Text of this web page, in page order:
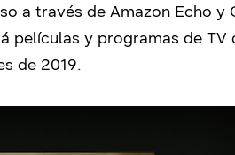
a través de Amazon Echo y
películas y programas de
de 2019.